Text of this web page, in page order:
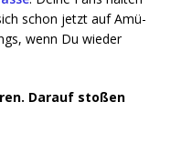
schon jetzt auf Amü­
wenn Du wie­der
Dar­auf sto­ßen